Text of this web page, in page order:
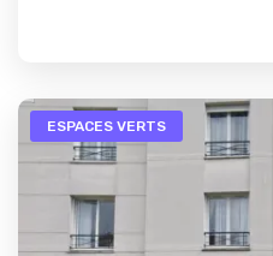
ESPACES VERTS